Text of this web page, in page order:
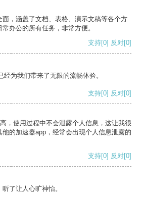
，涵盖了文档、表格、演示文稿等各个方
办公的所有任务，非常方便。
支持[0] 反对[0]
为我们带来了无限的流畅体验。
支持[0] 反对[0]
，使用过程中不会泄露个人信息，这让我很
的加速器app，经常会出现个人信息泄露的
支持[0] 反对[0]
了让人心旷神怡。